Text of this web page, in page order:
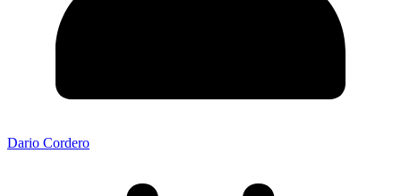
Dario Cordero